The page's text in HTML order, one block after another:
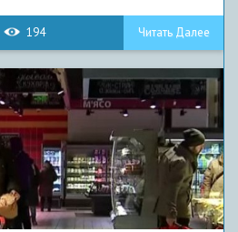
194 Читать Далее